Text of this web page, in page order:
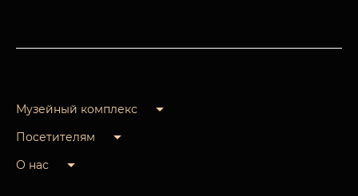
Музейный комплекс
Посетителям
О нас